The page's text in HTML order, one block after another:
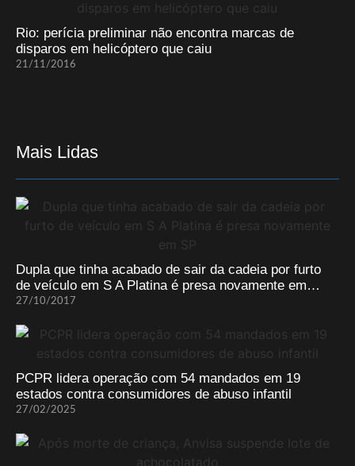
Rio: perícia preliminar não encontra marcas de
disparos em helicóptero que caiu
21/11/2016
Mais Lidas
Dupla que tinha acabado de sair da cadeia por furto
de veículo em S A Platina é presa novamente em…
27/10/2017
PCPR lidera operação com 54 mandados em 19
estados contra consumidores de abuso infantil
27/02/2025